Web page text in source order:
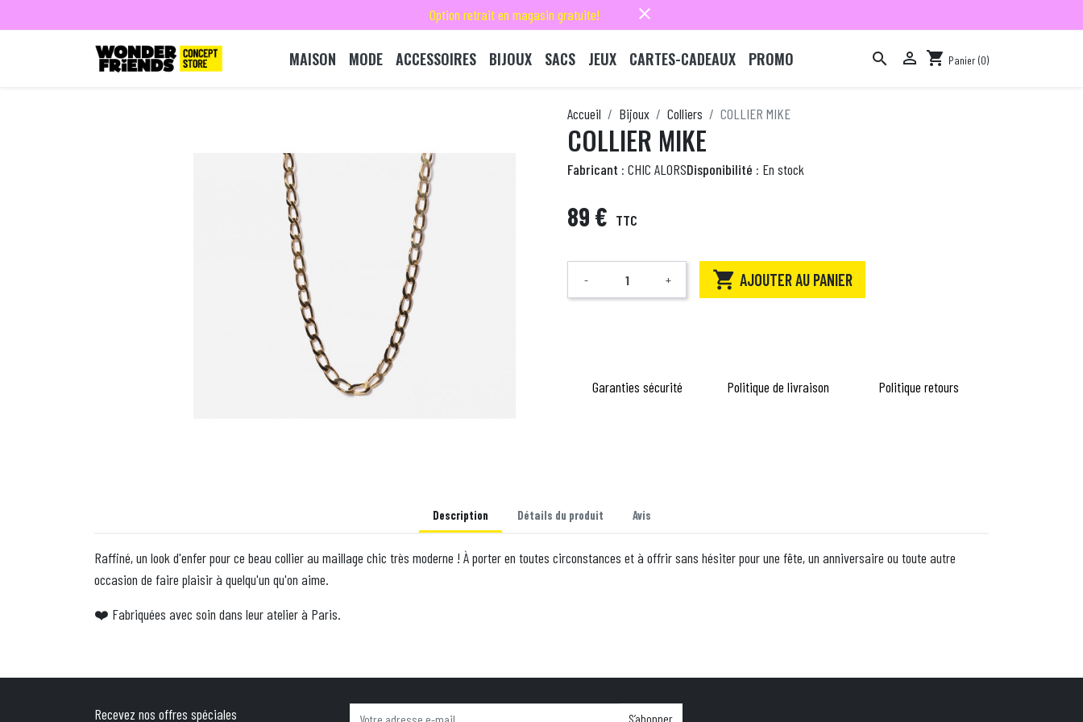
Option retrait en magasin gratuite! close
MAISON MODE ACCESSOIRES BIJOUX SACS JEUX CARTES-CADEAUX PROMO   shopping_cart Panier (0)
Accueil Bijoux Colliers COLLIER MIKE
COLLIER MIKE
Fabricant : CHIC ALORSDisponibilité : En stock
89 € TTC
Quantité
- +  AJOUTER AU PANIER
Garanties sécurité Politique de livraison Politique retours
Description Détails du produit Avis
Raffiné, un look d'enfer pour ce beau collier au maillage chic très moderne ! À porter en toutes circonstances et à offrir sans hésiter pour une fête, un anniversaire ou toute autre
occasion de faire plaisir à quelqu'un qu'on aime.
❤️ Fabriquées avec soin dans leur atelier à Paris.
Recevez nos offres spéciales S’abonner